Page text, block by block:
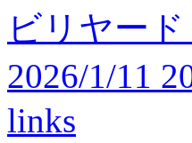
ビリヤード
2026/1/11
links